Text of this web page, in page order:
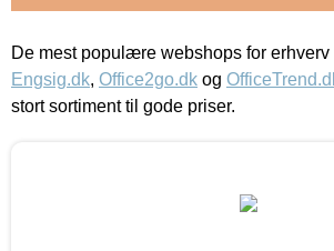
De mest populære webshops for
Engsig.dk, Office2go.dk og
stort sortiment til gode priser.